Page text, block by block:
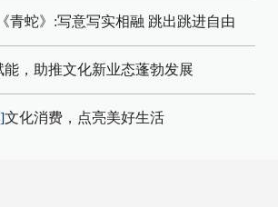
青蛇》:写意写实相融 跳出跳进自由
能，助推文化新业态蓬勃发展
文化消费，点亮美好生活